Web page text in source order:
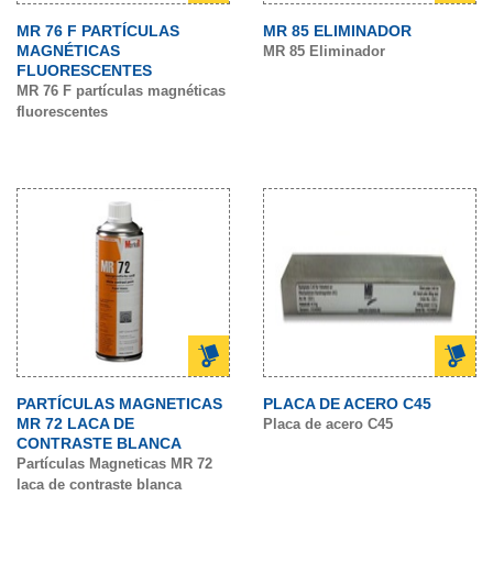
MR 76 F PARTÍCULAS
MAGNÉTICAS
FLUORESCENTES
MR 76 F partículas magnéticas
fluorescentes
MR 85 ELIMINADOR
MR 85 Eliminador
PARTÍCULAS MAGNETICAS
MR 72 LACA DE
CONTRASTE BLANCA
Partículas Magneticas MR 72
laca de contraste blanca
PLACA DE ACERO C45
Placa de acero C45